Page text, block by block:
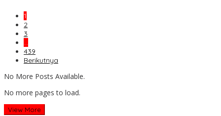
1
2
3
…
439
Berikutnya
No More Posts Available.
No more pages to load.
View More